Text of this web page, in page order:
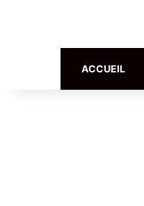
ACCUEIL